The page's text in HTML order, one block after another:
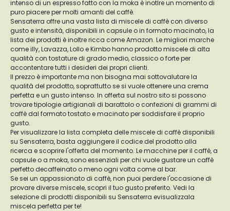
intenso di un espresso fatto con la moka è inotlre un momento di
puro piacere per molti amanti del caffè.
Sensaterra offre una vasta lista di miscele di caffè con diverso
gusto e intensità, disponibili in capsule o in formato macinato, la
lista dei prodotti è inoltre ricca come Amazon. Le migliori marche
come illy, Lavazza, Lollo e Kimbo hanno prodotto miscele di alta
qualità con tostature di grado medio, classico o forte per
accontentare tutti i desideri dei propri clienti.
Il prezzo è importante ma non bisogna mai sottovalutare la
qualità del prodotto, soprattutto se si vuole ottenere una crema
perfetta e un gusto intenso. In offerta sul nostro sito si possono
trovare tipologie artigianali di barattolo o confezioni di grammi di
caffè dal formato tostato e macinato per soddisfare il proprio
gusto.
Per visualizzare la lista completa delle miscele di caffè disponibili
su Sensaterra, basta aggiungere il codice del prodotto alla
ricerca e scoprire l'offerta del momento. Le macchine per il caffè, a
capsule o a moka, sono essenziali per chi vuole gustare un caffè
perfetto decaffeinato o meno ogni volta come al bar.
Se sei un appassionato di caffè, non puoi perdere l'occasione di
provare diverse miscele, scopri il tuo gusto preferito. Vedi la
selezione di prodotti disponibili su Sensaterra evisualizzala
miscela perfetta per te!